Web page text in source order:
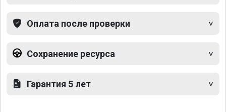
Оплата после проверки
Сохранение ресурса
Гарантия 5 лет